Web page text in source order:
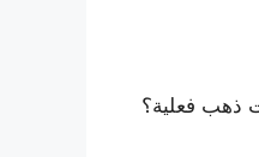
ذهب فعلية؟